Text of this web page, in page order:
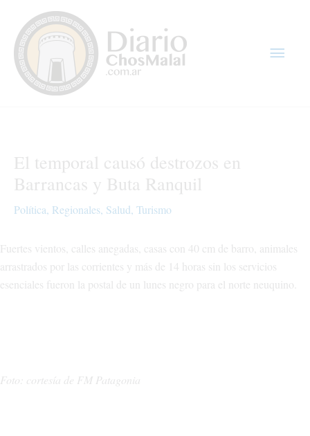
contenido
El temporal causó destrozos en
Barrancas y Buta Ranquil
Política, Regionales, Salud, Turismo
Fuertes vientos, calles anegadas, casas con 40 cm de barro, animales
arrastrados por las corrientes y más de 14 horas sin los servicios
esenciales fueron la postal de un lunes negro para el norte neuquino.
Foto: cortesía de FM Patagonia